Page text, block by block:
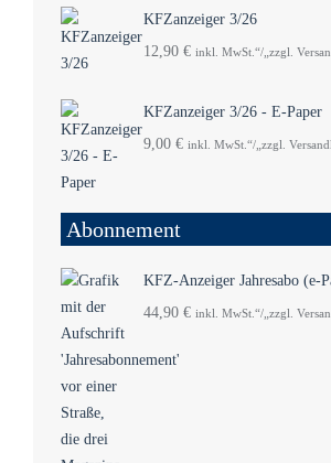
KFZanzeiger 3/26
12,90 € inkl. MwSt.“/„zzgl.
KFZanzeiger 3/26 - E-Paper
9,00 € inkl. MwSt.“/„zzgl.
Abonnement
KFZ-Anzeiger Jahresabo (e-
44,90 € inkl. MwSt.“/„zzgl.